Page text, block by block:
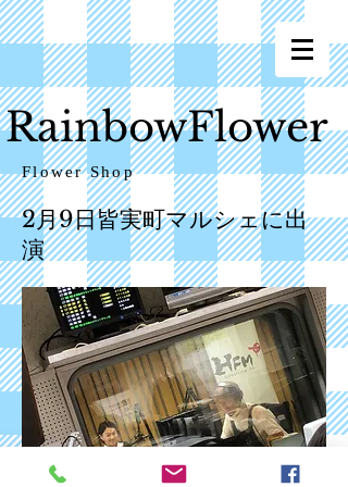
RainbowFlower
Flower Shop
2月9日皆実町マルシェに出
演